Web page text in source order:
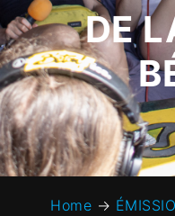
DE
Home →